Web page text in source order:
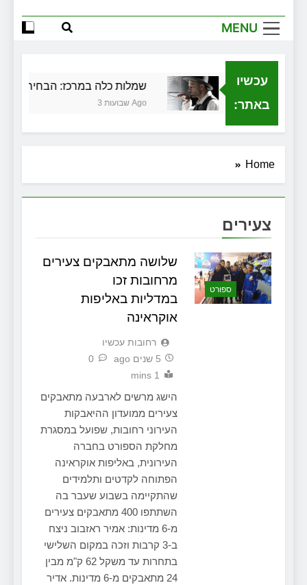
שירותי הקריינות המקצועיים של ויקטוריה
זכויות שמתחילות בעיר: מי מגן עליכם מול
המוסד והביטוחים בירושלים
MENU
עכשיו
באתר:
שמלות כלה במרכז: הבחירה
3 שבועות Ago
בגירושין
Home
צעירים
ספורט
שלושה מתאבקים צעירים
מרחובות זכו
במדליות באליפות
אוקראינה
‫רחובות עכשיו
5 שנים ago
0
1 mins
הישג מרשים לארבעה מתאבקים
צעירים ממועדון ההיאבקות
העירוני רחובות, שפועל במסגרת
מחלקת הספורט בחברה
העירונית, באליפות אוקראינה
הפתוחה לקדטים ותלמידים
שהתקיימה בשבוע שעבר בה
השתתפו 400 מתאבקים צעירים
מ-6 מדינות: אמיר ראזבוב ניצח
ב-3 קרבות וזכה במקום השלישי
בתחרות עד משקל 62 ק"מ מבין
24 מתאבקים מ-6 מדינות. אדיר